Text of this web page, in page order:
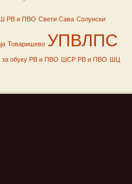
РВ и ПВО Свети Сава Солунски
Товаришево УПВЛПС
за обуку РВ и ПВО ШСР РВ и ПВО ШЦ